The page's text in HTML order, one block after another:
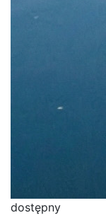
dostępny